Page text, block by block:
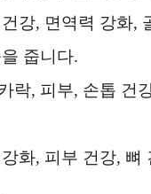
강, 면역력 강화,
줍니다.
락, 피부, 손톱 건
화, 피부 건강, 뼈